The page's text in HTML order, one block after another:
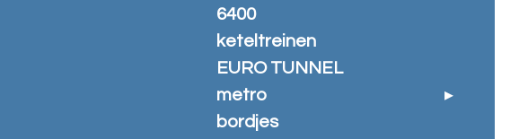
6400
keteltreinen
EURO TUNNEL
metro
bordjes